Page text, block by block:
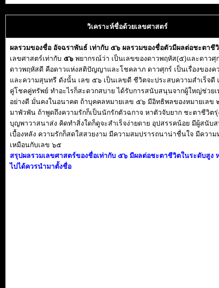
วิเคราะห์ชื่อด้วยเลขศาสตร์
ผลรวมของชื่อ อัจฉราพันธ์ เท่ากับ ๕๖ ผลรวมของชื่อตัวมีผลต่อชะตาชี
เลขศาสตร์เท่ากับ ๕๖ พยากรณ์ว่า เป็นเลขของดาวพฤหัส(๕)และดาวศุ
ดาวพฤหัสดี คือดาวแห่งสติปัญญาและโชคลาภ ดาวศุกร์ เป็นเรื่องของค
และความสุนทรี ดังนั้น เลข ๕๖ เป็นเลขดี ชีวิตจะประสบความสำเร็จดี
คู่โชคคู่ทรัพย์ ทำอะไรก็สะดวกสบาย ได้รับการสนับสนุนจากผู้ใหญ่ช่วยเ
อย่างดี มั่นคงในอนาคต ถ้าบุคคลหมายเลข ๕๖ มีอิทธิพลของหมายเลข
มาพัวพัน ถ้าพูดถึงความรักก็เป็นนักรักตัวฉกาจ หาตัวจับยาก ชะตาชีวิตรุ่
บุญพาวาสนาส่ง คิดทำสิ่งใดก็ดูจะสำเร็จง่ายดาย อุปสรรคน้อย มีผู้สนับ
เบื้องหลัง ความรักก็สดใสสวยงาม มีความสมปรารถนาน่าชื่นใจ มีความ
เหมือนกับเลข ๖๕
สรุปผลรวมเลขศาสตร์ของชื่อเท่ากับ ๕๖ มีผลต่อชะตาชีวิตในระดับสูง
ไปได้ควรนำมาตั้งชื่อ